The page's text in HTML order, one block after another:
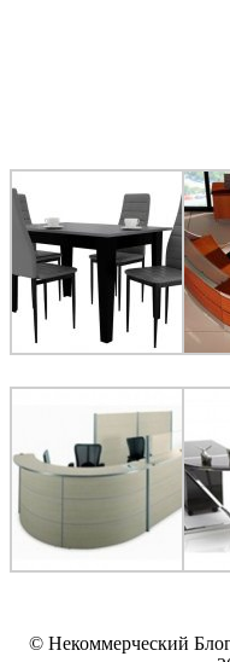
© Некоммерческий